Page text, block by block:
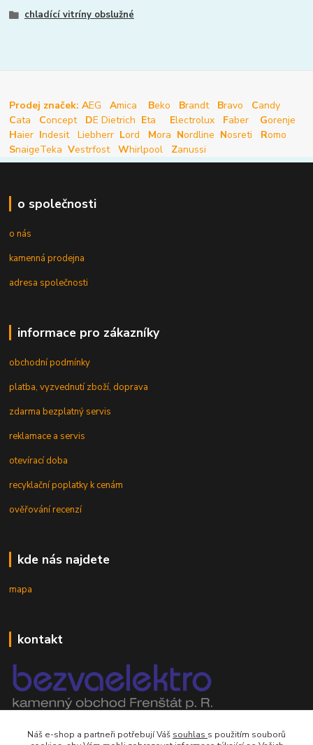
chladící vitríny obslužné
Prodej značek: AEG Amica Beko Brandt Bravo Candy
Cata Concept DE Dietrich Eta Electrolux Faber Gorenje
Haier Indesit Liebherr Lord Mora Nordline Nosreti Romo
SnaigeTeka Vestrfost Whirlpool Zanussi
o společnosti
o nás
kamenná prodejna
adresa společnosti
informace pro zákazníky
obchodní podmínky
platba, vyzvednutí zboží, doprava
zdarma bezplatný servis
reklamace a servis
otevírací doba
recyklační poplatky k cenám
ověřování recenzí
kde nás najdete
mapa
kontakt
mobil 605 268 512
Náš e-shop a partneři potřebují Váš souhlas s použitím souborů